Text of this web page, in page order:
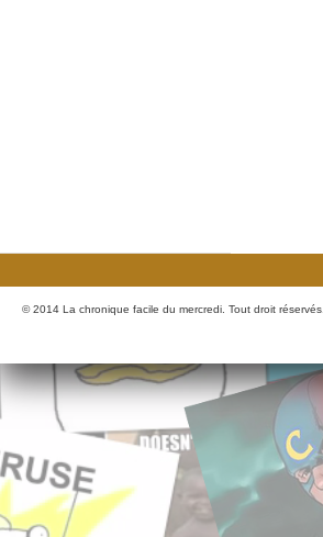
© 2014 La chronique facile du mercredi. Tout droit réservés.